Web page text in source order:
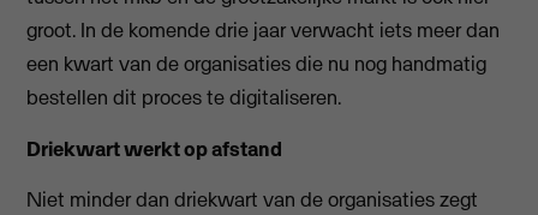
groot. In de komende drie jaar verwacht iets meer dan
een kwart van de organisaties die nu nog handmatig
bestellen dit proces te digitaliseren.
Driekwart werkt op afstand
Niet minder dan driekwart van de organisaties zegt